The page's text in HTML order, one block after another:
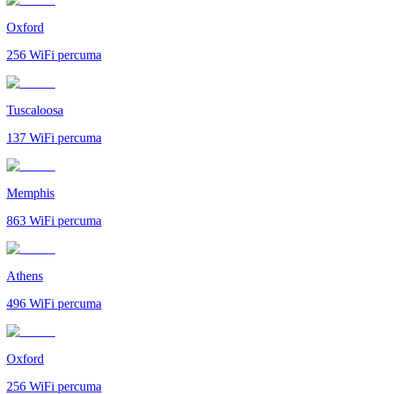
Oxford
256 WiFi percuma
Tuscaloosa
137 WiFi percuma
Memphis
863 WiFi percuma
Athens
496 WiFi percuma
Oxford
256 WiFi percuma